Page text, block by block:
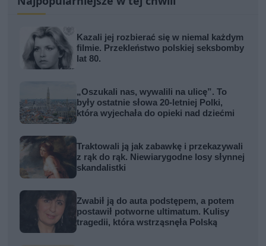
Kazali jej rozbierać się w niemal każdym
filmie. Przekleństwo polskiej seksbomby
lat 80.
„Oszukali nas, wywalili na ulicę”. To
były ostatnie słowa 20-letniej Polki,
która wyjechała do opieki nad dziećmi
Traktowali ją jak zabawkę i przekazywali
z rąk do rąk. Niewiarygodne losy słynnej
skandalistki
Zwabił ją do auta podstępem, a potem
postawił potworne ultimatum. Kulisy
tragedii, która wstrząsnęła Polską